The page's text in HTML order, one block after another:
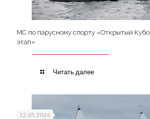
МС по парусному спорту «Открытый
этап»
Читать далее
12.05.2026